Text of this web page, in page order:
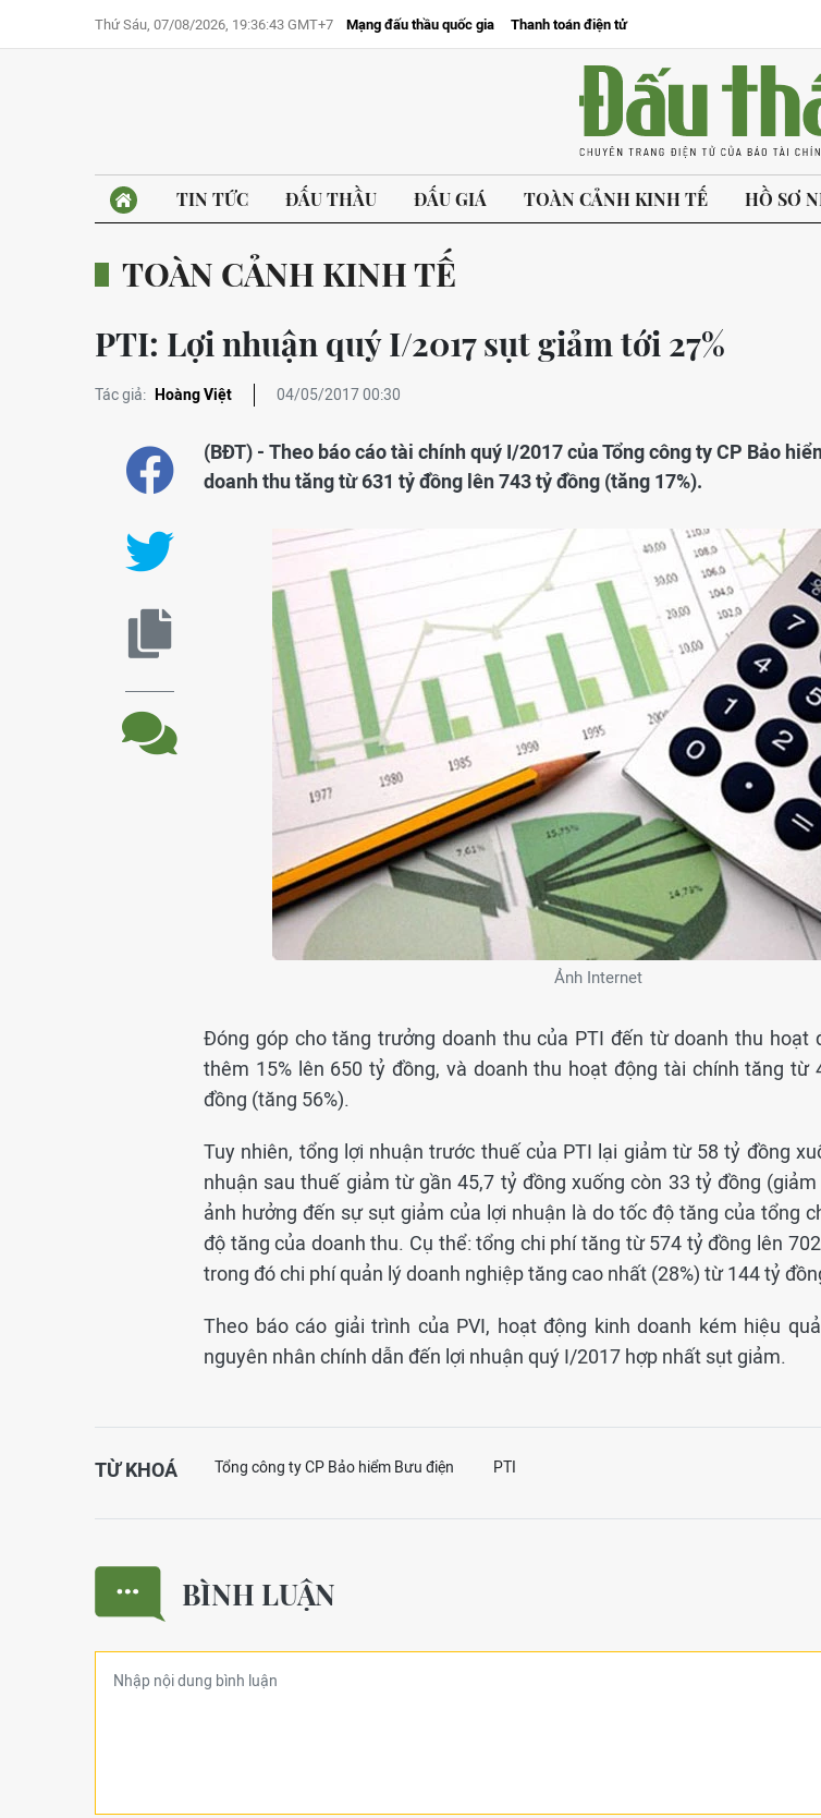
Thứ Sáu, 07/08/2026, 19:36:43 GMT+7 Mạng đấu thầu quốc gia Thanh toán điện tử
TIN TỨC ĐẤU THẦU ĐẤU GIÁ TOÀN CẢNH KINH TẾ HỒ SƠ
TOÀN CẢNH KINH TẾ
PTI: Lợi nhuận quý I/2017 sụt giảm tới 27%
Tác giả: Hoàng Việt 04/05/2017 00:30
(BĐT) - Theo báo cáo tài chính quý I/2017 của Tổng công ty CP Bảo
doanh thu tăng từ 631 tỷ đồng lên 743 tỷ đồng (tăng 17%).
Ảnh Internet
Đóng góp cho tăng trưởng doanh thu của PTI đến từ doanh thu hoạt
thêm 15% lên 650 tỷ đồng, và doanh thu hoạt động tài chính tăng từ
đồng (tăng 56%).
Tuy nhiên, tổng lợi nhuận trước thuế của PTI lại giảm từ 58 tỷ đồng
nhuận sau thuế giảm từ gần 45,7 tỷ đồng xuống còn 33 tỷ đồng (giảm
ảnh hưởng đến sự sụt giảm của lợi nhuận là do tốc độ tăng của tổng
độ tăng của doanh thu. Cụ thể: tổng chi phí tăng từ 574 tỷ đồng lên
trong đó chi phí quản lý doanh nghiệp tăng cao nhất (28%) từ 144 tỷ
Theo báo cáo giải trình của PVI, hoạt động kinh doanh kém hiệu
nguyên nhân chính dẫn đến lợi nhuận quý I/2017 hợp nhất sụt
TỪ KHOÁ Tổng công ty CP Bảo hiểm Bưu điện PTI
BÌNH LUẬN